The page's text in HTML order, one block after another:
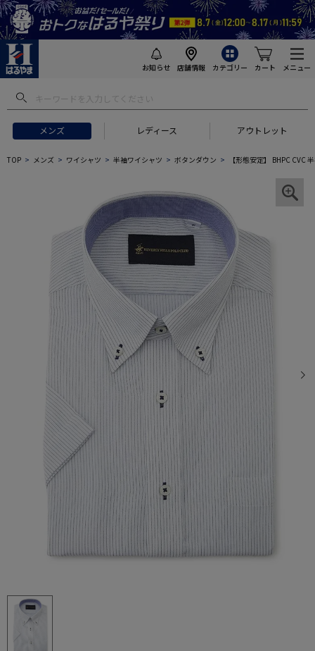
お知らせ 店舗情報 カテゴリー カート メニュー
メンズ レディース アウトレット
TOP メンズ ワイシャツ 半袖ワイシャツ ボタンダウン 【形態安定】 BHPC CVC